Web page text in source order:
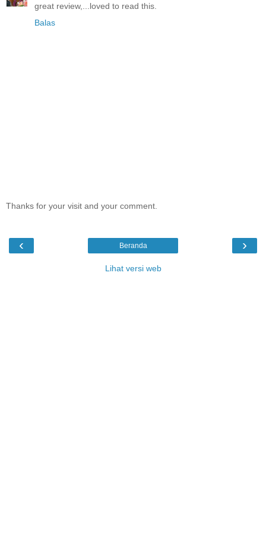
great review,...loved to read this.
Balas
Thanks for your visit and your comment.
‹ ›
Beranda
Lihat versi web